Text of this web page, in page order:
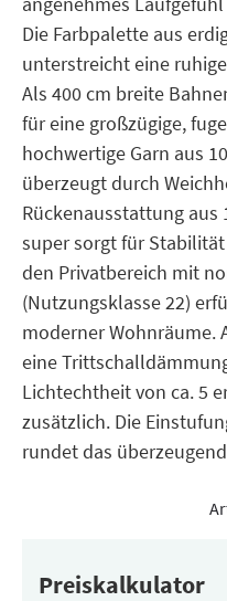
Die Farbpalette aus
unterstreicht eine
Als 400 cm breite
für eine großzügige,
hochwertige Garn aus
überzeugt durch
Rückenausstattung aus
super sorgt für
den Privatbereich mit
(Nutzungsklasse 22)
moderner Wohnräume.
eine
Lichtechtheit von ca. 5
zusätzlich. Die
rundet das
Preiskalkulator